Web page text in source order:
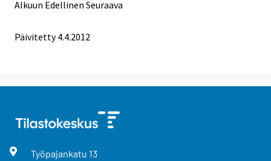
Alkuun Edellinen Seuraava
Päivitetty 4.4.2012
Työpajankatu 13